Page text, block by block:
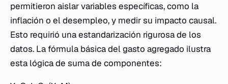
permitieron aislar variables específicas, como la
inflación o el desempleo, y medir su impacto causal.
Esto requirió una estandarización rigurosa de los
datos. La fórmula básica del gasto agregado ilustra
esta lógica de suma de componentes: